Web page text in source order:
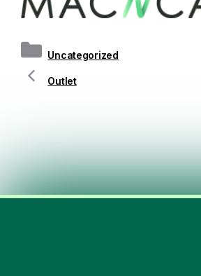
Uncategorized
Outlet